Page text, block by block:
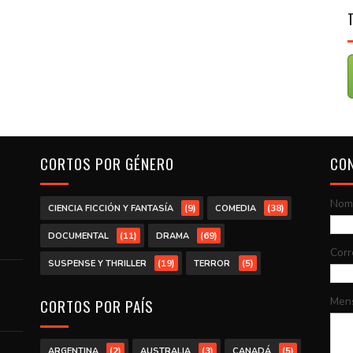
CORTOS POR GÉNERO
CIENCIA FICCIÓN Y FANTASÍA (9) COMEDIA (38)
DOCUMENTAL (11) DRAMA (69)
SUSPENSE Y THRILLER (19) TERROR (5)
CORTOS POR PAÍS